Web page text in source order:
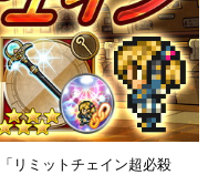
リミットチェイン超必殺